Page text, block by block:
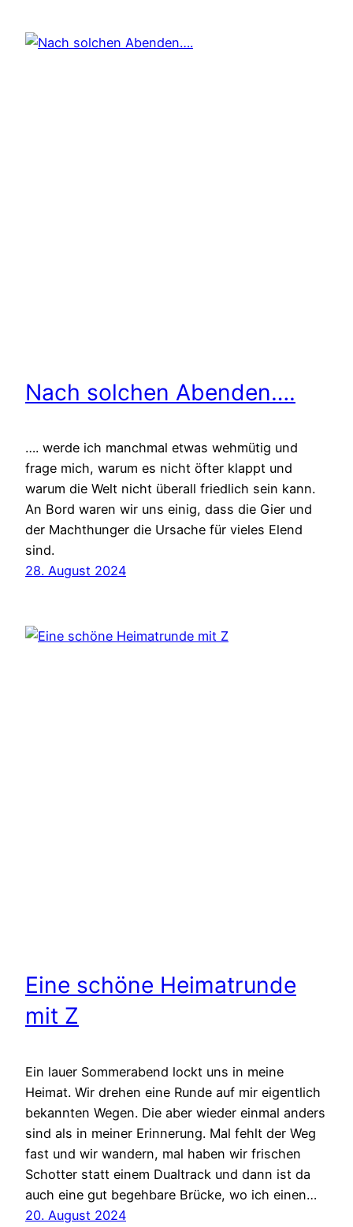
Nach solchen Abenden….
…. werde ich manchmal etwas wehmütig und
frage mich, warum es nicht öfter klappt und
warum die Welt nicht überall friedlich sein kann.
An Bord waren wir uns einig, dass die Gier und
der Machthunger die Ursache für vieles Elend
sind.
28. August 2024
Eine schöne Heimatrunde
mit Z
Ein lauer Sommerabend lockt uns in meine
Heimat. Wir drehen eine Runde auf mir eigentlich
bekannten Wegen. Die aber wieder einmal anders
sind als in meiner Erinnerung. Mal fehlt der Weg
fast und wir wandern, mal haben wir frischen
Schotter statt einem Dualtrack und dann ist da
auch eine gut begehbare Brücke, wo ich einen…
20. August 2024